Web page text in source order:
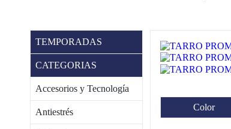
TEMPORADAS
CATEGORIAS
Accesorios y Tecnología
Antiestrés Color